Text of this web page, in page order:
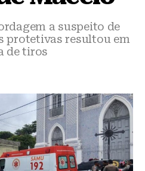
a suspeito de
protetivas resultou em
de tiros